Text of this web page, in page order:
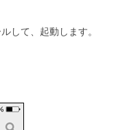
して、起動します。